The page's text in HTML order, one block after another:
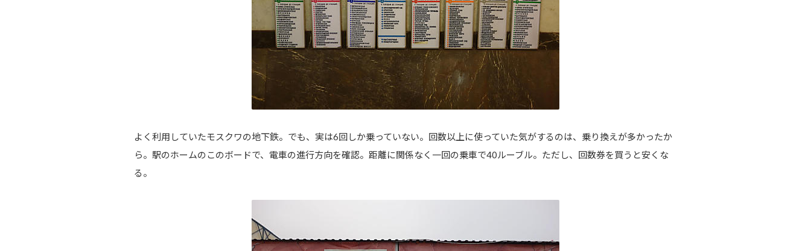
よく利用していたモスクワの地下鉄。でも、実は6回しか乗っていない。回数以上に使っていた気がするのは、乗り換えが多かったか
ら。駅のホームのこのボードで、電車の進行方向を確認。距離に関係なく一回の乗車で40ルーブル。ただし、回数券を買うと安くな
る。